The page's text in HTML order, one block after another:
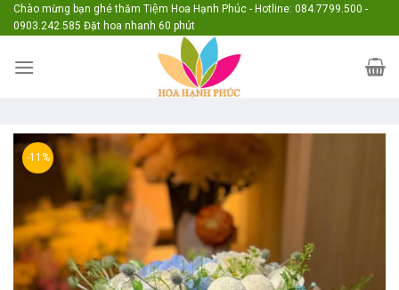
Skip
to
Chào mừng bạn ghé thăm Tiệm Hoa Hạnh Phúc - Hotline: 084.7799.500 -
0903.242.585 Đặt hoa nhanh 60 phút
-11%